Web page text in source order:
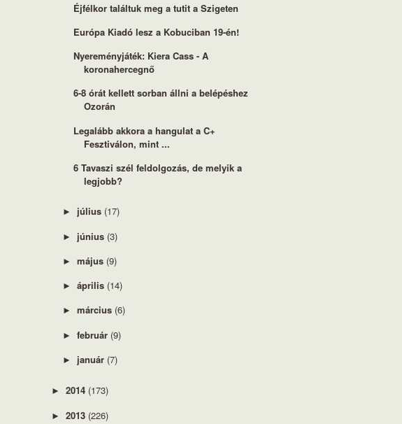
Éjfélkor találtuk meg a tutit a Szigeten
Európa Kiadó lesz a Kobuciban 19-én!
Nyereményjáték: Kiera Cass - A
koronahercegnő
6-8 órát kellett sorban állni a belépéshez
Ozorán
Legalább akkora a hangulat a C+
Fesztiválon, mint ...
6 Tavaszi szél feldolgozás, de melyik a
legjobb?
► július (17)
► június (3)
► május (9)
► április (14)
► március (6)
► február (9)
► január (7)
► 2014 (173)
► 2013 (226)